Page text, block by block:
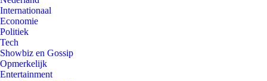
Internationaal
Economie
Politiek
Tech
Showbiz en Gossip
Opmerkelijk
Entertainment